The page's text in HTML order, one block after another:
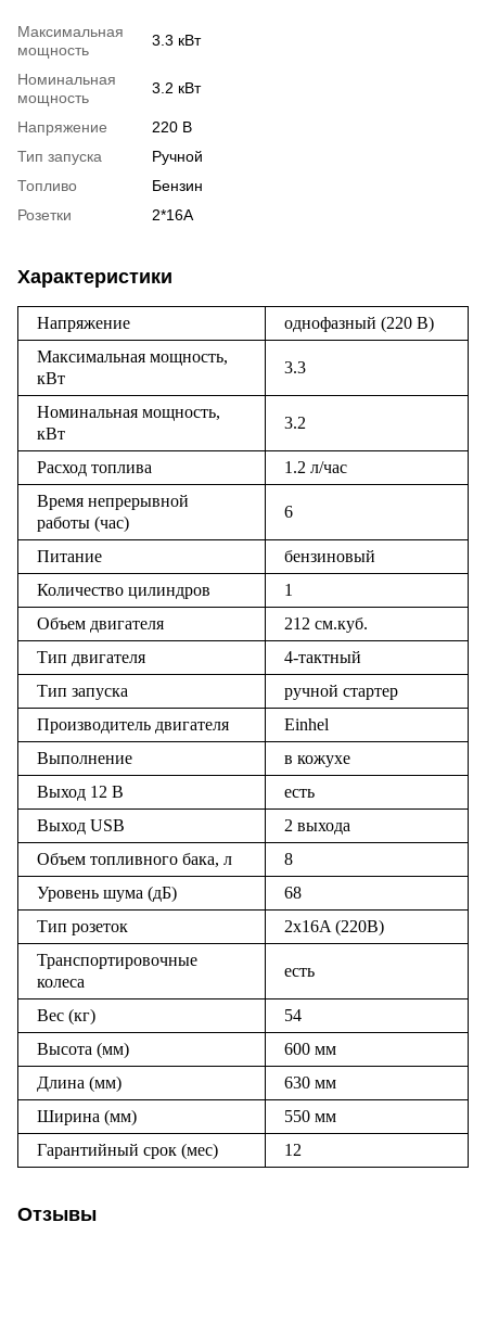
Максимальная
мощность
3.3 кВт
Номинальная
мощность
3.2 кВт
Напряжение
220 В
Тип запуска
Ручной
Топливо
Бензин
Розетки
2*16А
Характеристики
Напряжение
однофазный (220 В)
Максимальная мощность,
кВт
3.3
Номинальная мощность,
кВт
3.2
Расход топлива
1.2 л/час
Время непрерывной
работы (час)
6
Питание
бензиновый
Количество цилиндров
1
Объем двигателя
212 см.куб.
Тип двигателя
4-тактный
Тип запуска
ручной стартер
Производитель двигателя
Einhel
Выполнение
в кожухе
Выход 12 В
есть
Выход USB
2 выхода
Объем топливного бака, л
8
Уровень шума (дБ)
68
Тип розеток
2x16A (220В)
Транспортировочные
колеса
есть
Вес (кг)
54
Высота (мм)
600 мм
Длина (мм)
630 мм
Ширина (мм)
550 мм
Гарантийный срок (мес)
12
Отзывы